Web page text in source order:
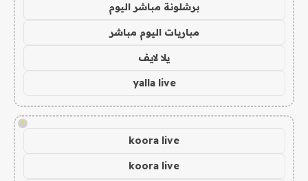
برشلونة مباشر اليوم
مباريات اليوم مباشر
يلا لايف
yalla live
!
koora live
koora live